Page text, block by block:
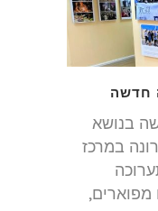
חדשה
בנושא
במרכז
מפוארים,